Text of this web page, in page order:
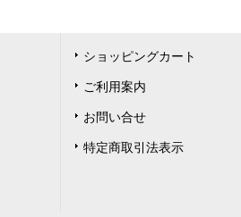
ショッピングカート
ご利用案内
お問い合せ
特定商取引法表示